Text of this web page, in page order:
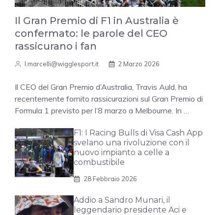
Il Gran Premio di F1 in Australia è
confermato: le parole del CEO
rassicurano i fan
l.marcelli@wigglesport.it 2 Marzo 2026
Il CEO del Gran Premio d’Australia, Travis Auld, ha
recentemente fornito rassicurazioni sul Gran Premio di
Formula 1 previsto per l’8 marzo a Melbourne. In …
F1: I Racing Bulls di Visa Cash App
svelano una rivoluzione con il
nuovo impianto a celle a
combustibile
28 Febbraio 2026
Addio a Sandro Munari, il
leggendario presidente Aci e